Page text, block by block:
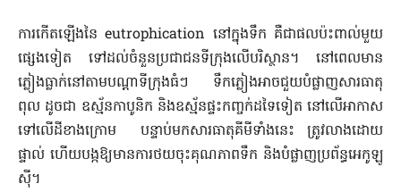
ការកើតឡើងនៃ eutrophication នៅក្នុងទឹក គឺជាផលប៉ះពាល់​មួយ
ផ្សេងទៀត ទៅដល់ចំនួនប្រជាជនទីក្រុងលើបរិស្ថាន។ នៅពេល​មាន​
ភ្លៀងធ្លាក់នៅតាមបណ្តាទីក្រុងធំៗ ទឹកភ្លៀងអាចជួយបំផ្លាញ​សារ​ធាតុ​
ពុល ដូចជា ឧស្ម័នកាបូនិក និងឧស្ម័នផ្ទះកញ្ចក់ដទៃទៀត​ នៅលើ​អាកាស
ទៅលើដីខាងក្រោម បន្ទាប់មកសារធាតុគីមីទាំងនេះ ត្រូវ​លាង​ដោយ
ផ្ទាល់ ហើយបង្កឱ្យមានការថយចុះគុណភាពទឹក និងបំផ្លាញ​ប្រព័ន្ធអេកូឡូ
ស៊ី។